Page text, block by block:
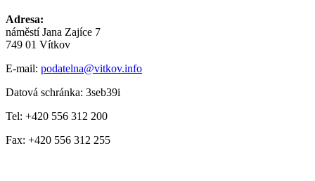
Adresa:
náměstí Jana Zajíce 7
749 01 Vítkov
E-mail: podatelna@vitkov.info
Datová schránka: 3seb39i
Tel: +420 556 312 200
Fax: +420 556 312 255